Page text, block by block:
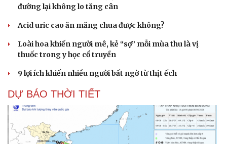
đường lại không lo tăng cân
Acid uric cao ăn măng chua được không?
Loài hoa khiến người mê, kẻ “sợ” mỗi mùa thu là vị
thuốc trong y học cổ truyền
9 lợi ích khiến nhiều người bất ngờ từ thịt ếch
DỰ BÁO THỜI TIẾT